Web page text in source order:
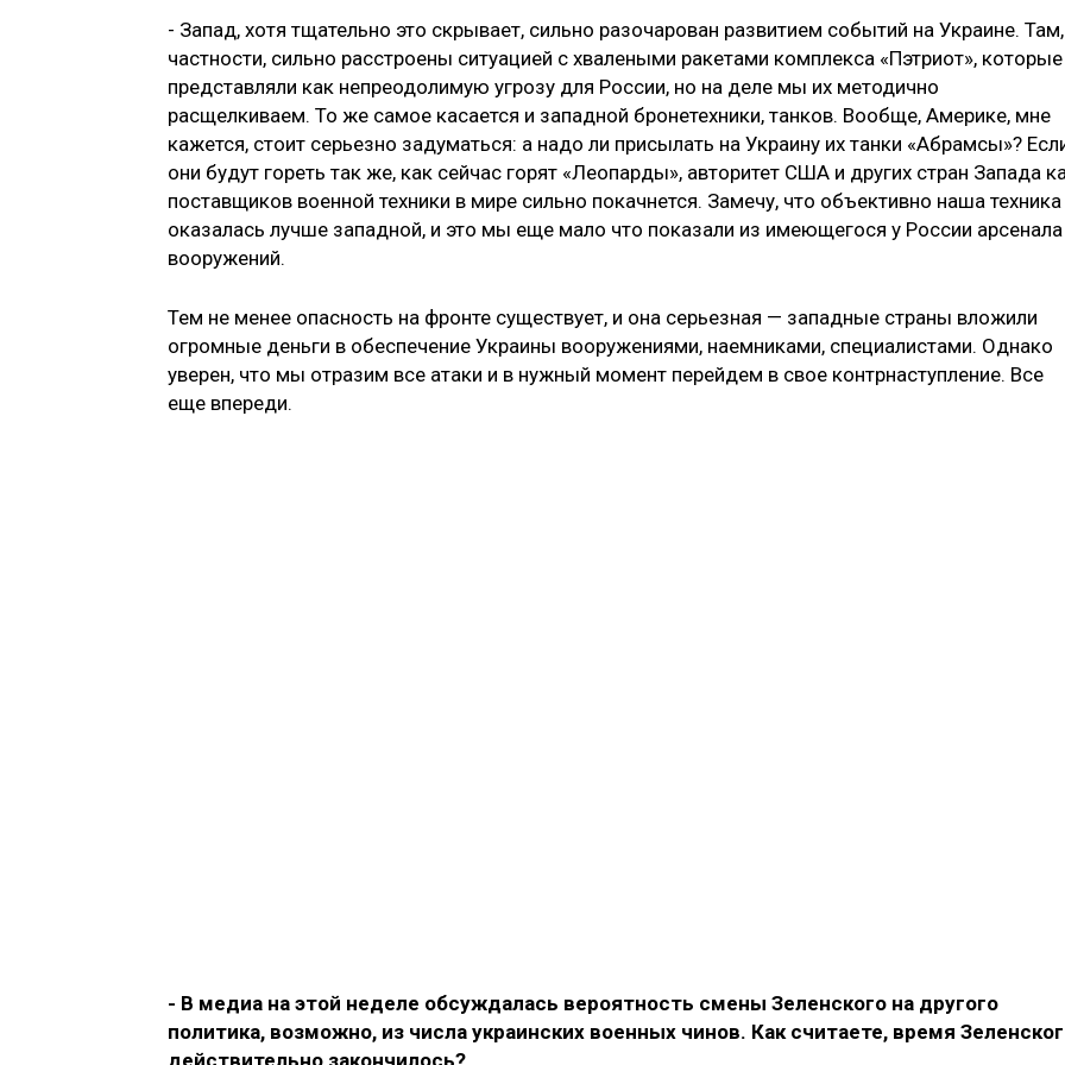
- Запад, хотя тщательно это скрывает, сильно разочарован развитием событий на Украине.
частности, сильно расстроены ситуацией с хвалеными ракетами комплекса «Пэтриот», которые
представляли как непреодолимую угрозу для России, но на деле мы их методично
расщелкиваем. То же самое касается и западной бронетехники, танков. Вообще, Америке, мне
кажется, стоит серьезно задуматься: а надо ли присылать на Украину их танки «Абрамсы»?
они будут гореть так же, как сейчас горят «Леопарды», авторитет США и других стран Запада
поставщиков военной техники в мире сильно покачнется. Замечу, что объективно наша техника
оказалась лучше западной, и это мы еще мало что показали из имеющегося у России арсенала
вооружений.
Тем не менее опасность на фронте существует, и она серьезная — западные страны вложили
огромные деньги в обеспечение Украины вооружениями, наемниками, специалистами. Однако
уверен, что мы отразим все атаки и в нужный момент перейдем в свое контрнаступление. Все
еще впереди.
- В медиа на этой неделе обсуждалась вероятность смены Зеленского на другого
политика, возможно, из числа украинских военных чинов. Как считаете, время
действительно закончилось?